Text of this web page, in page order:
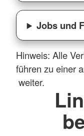
Jobs und
Hinweis: Alle
führen zu einer
weiter.